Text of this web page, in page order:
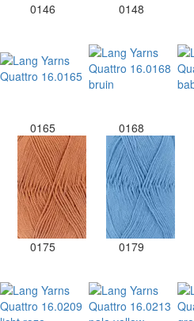
0146 0148
0165 0168
0175 0179